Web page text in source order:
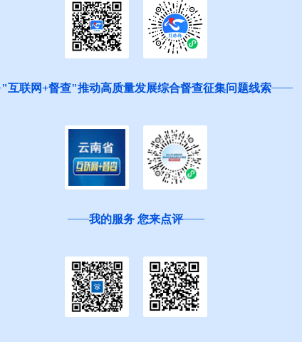
"互联网+督查"推动高质量发展综合督查征集问题线索
我的服务 您来点评